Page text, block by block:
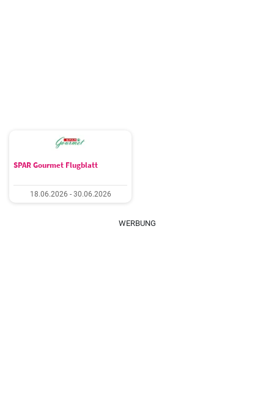
SPAR Gourmet Flugblatt
18.06.2026 - 30.06.2026
WERBUNG